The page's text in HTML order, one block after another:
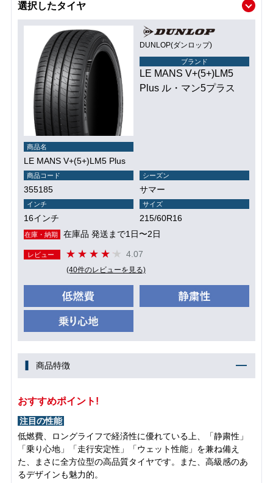
選択したタイヤ
DUNLOP(ダンロップ)
ブランド
LE MANS V+(5+)LM5
Plus ル・マン5プラス
商品名
LE MANS V+(5+)LM5 Plus
商品コード
355185
シーズン
サマー
インチ
16インチ
サイズ
215/60R16
在庫・納期 在庫品 発送まで1日〜2日
レビュー 4.07
(40件のレビューを見る)
商品特徴
おすすめポイント!
注目の性能
低燃費、ロングライフで経済性に優れている上、「静粛性」
「乗り心地」「走行安定性」「ウェット性能」を兼ね備え
た、まさに全方位型の高品質タイヤです。また、高級感のあ
るデザインも魅力的。